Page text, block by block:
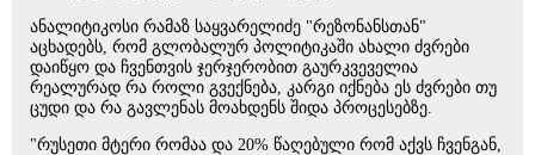
ანალიტიკოსი რამაზ საყვარელიძე "რეზონანსთან"
აცხადებს, რომ გლობალურ პოლიტიკაში ახალი ძვრები
დაიწყო და ჩვენთვის ჯერჯერობით გაურკვეველია
რეალურად რა როლი გვექნება, კარგი იქნება ეს ძვრები თუ
ცუდი და რა გავლენას მოახდენს შიდა პროცესებზე.
"რუსეთი მტერი რომაა და 20% წაღებული რომ აქვს ჩვენგან,